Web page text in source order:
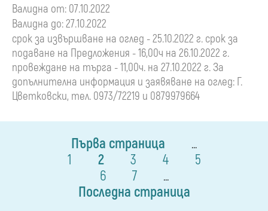
Валидна от: 07.10.2022
Валидна до: 27.10.2022
срок за извършване на оглед - 25.10.2022 г. срок за
подаване на Предложения - 16,00ч на 26.10.2022 г.
провеждане на търга - 11,00ч. на 27.10.2022 г. За
допълнителна информация и заявяване на оглед: Г.
Цветковски, тел. 0973/72219 и 0879979664
Първа страница ...
1 2 3 4
5
6
7 ...
Последна страница